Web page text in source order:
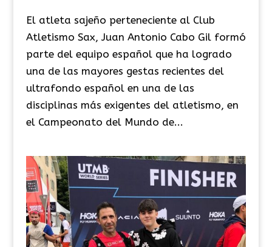
El atleta sajeño perteneciente al Club
Atletismo Sax, Juan Antonio Cabo Gil formó
parte del equipo español que ha logrado
una de las mayores gestas recientes del
ultrafondo español en una de las
disciplinas más exigentes del atletismo, en
el Campeonato del Mundo de...